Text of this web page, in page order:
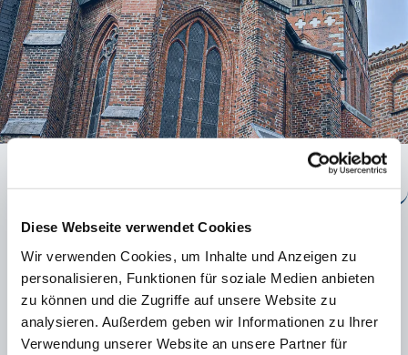
Diese Webseite verwendet Cookies
Wir verwenden Cookies, um Inhalte und Anzeigen zu
personalisieren, Funktionen für soziale Medien anbieten
zu können und die Zugriffe auf unsere Website zu
analysieren. Außerdem geben wir Informationen zu Ihrer
Verwendung unserer Website an unsere Partner für
ST. JAKOBI AKTUELL